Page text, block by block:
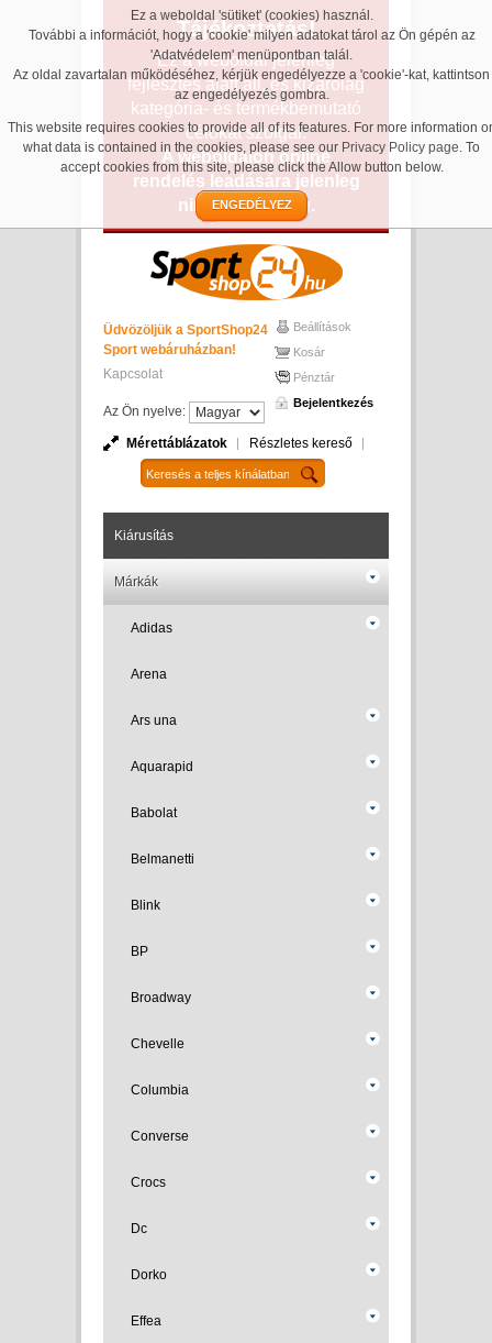
Ez a weboldal 'sütiket' (cookies) használ.
További a információt, hogy a 'cookie' milyen adatokat tárol az Ön gépén az
'Adatvédelem' menüpontban talál.
Az oldal zavartalan működéséhez, kérjük engedélyezze a 'cookie'-kat, kattintson
az engedélyezés gombra.
This website requires cookies to provide all of its features. For more information
what data is contained in the cookies, please see our Privacy Policy page. To
accept cookies from this site, please click the Allow button below.
ENGEDÉLYEZ
Tájékoztatás!
Ez a weboldal jelenleg
fejlesztés alatt áll, és kizárólag
kategória- és termékbemutató
célokat szolgál.
A weboldalon online
rendelés leadására jelenleg
nincs lehetőség.
Üdvözöljük a SportShop24
Sport webáruházban!
Kapcsolat
Az Ön nyelve:
Beállítások
Kosár
Pénztár
Bejelentkezés
Mérettáblázatok Részletes kereső
Kiárusítás
Márkák
Adidas
Arena
Ars una
Aquarapid
Babolat
Belmanetti
Blink
BP
Broadway
Chevelle
Columbia
Converse
Crocs
Dc
Dorko
Effea